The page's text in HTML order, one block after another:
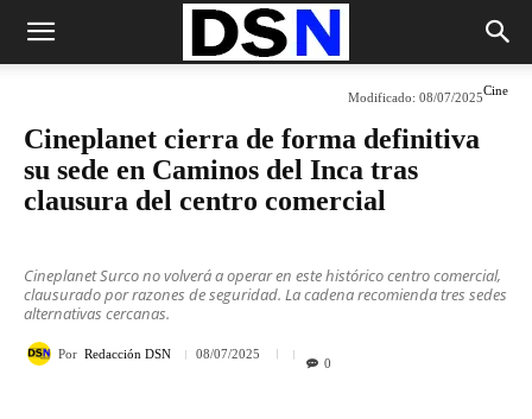
Cine
Modificado: 08/07/2025
Cineplanet cierra de forma definitiva
su sede en Caminos del Inca tras
clausura del centro comercial
Cineplanet Surco no volverá a operar en este histórico centro comercial,
clausurado por razones de seguridad. La cadena recomienda tres sedes
alternativas cercanas.
Por Redacción DSN 08/07/2025
0